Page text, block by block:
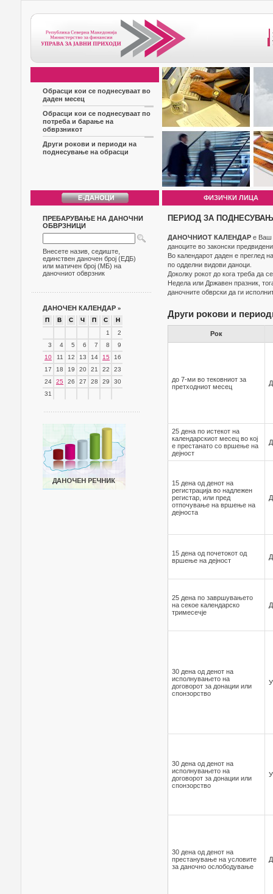
Обрасци кои се поднесуваат во
даден месец
Обрасци кои се поднесуваат по
потреба и барање на
обврзникот
Други рокови и периоди на
поднесување на обрасци
ФИЗИЧКИ ЛИЦА
ПРЕБАРУВАЊЕ НА ДАНОЧНИ
ОБВРЗНИЦИ
Внесете назив, седиште,
единствен даночен број (ЕДБ)
или матичен број (МБ) на
даночниот обврзник
ДАНОЧЕН КАЛЕНДАР »
П В С Ч П С
Н
1
2
3
4 5 6 7 8
9
10
11 12 13 14 15
16
17
18 19 20 21 22
23
24
25 26 27 28 29
30
31
ПЕРИОД ЗА
ДАНОЧНИОТ КАЛЕНДАР е Ваш
даноците во законски
Во календарот даден е преглед
по одделни видови даноци.
Доколку рокот до кога треба да
Недела или Државен празник,
даночните обврски да ги
Други рокови и
Рок
до 7-ми во тековниот за
претходниот месец
25 дена по истекот на
календарскиот месец во кој
е престанато со вршење на
дејност
15 дена од денот на
регистрација во надлежен
регистар, или пред
отпочување на вршење на
дејноста
15 дена од почетокот од
вршење на дејност
25 дена по завршувањето
на секое календарско
тримесечје
30 дена од денот на
исполнувањето на
договорот за донации или
спонзорство
30 дена од денот на
исполнувањето на
договорот за донации или
спонзорство
30 дена од денот на
престанување на условите
за даночно ослободување